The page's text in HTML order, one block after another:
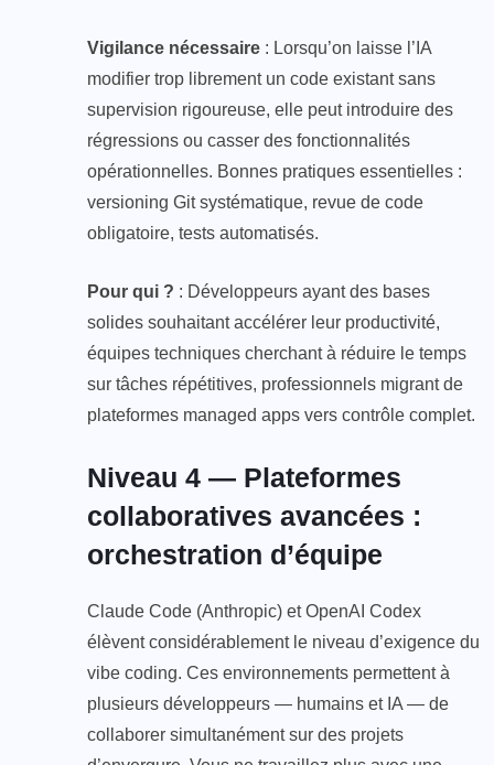
Vigilance nécessaire : Lorsqu’on laisse l’IA
modifier trop librement un code existant sans
supervision rigoureuse, elle peut introduire des
régressions ou casser des fonctionnalités
opérationnelles. Bonnes pratiques essentielles :
versioning Git systématique, revue de code
obligatoire, tests automatisés.
Pour qui ? : Développeurs ayant des bases
solides souhaitant accélérer leur productivité,
équipes techniques cherchant à réduire le temps
sur tâches répétitives, professionnels migrant de
plateformes managed apps vers contrôle complet.
Niveau 4 — Plateformes
collaboratives avancées :
orchestration d’équipe
Claude Code (Anthropic) et OpenAI Codex
élèvent considérablement le niveau d’exigence du
vibe coding. Ces environnements permettent à
plusieurs développeurs — humains et IA — de
collaborer simultanément sur des projets